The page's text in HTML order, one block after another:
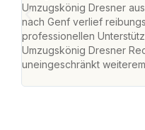
Umzugskönig Dresner
nach Genf verlief
professionellen
Umzugskönig Dresner
uneingeschränkt